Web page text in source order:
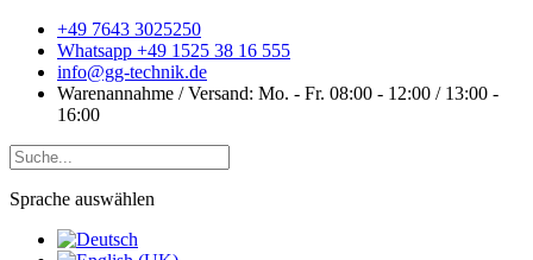
+49 7643 3025250
Whatsapp +49 1525 38 16 555
info@gg-technik.de
Warenannahme / Versand: Mo. - Fr. 08:00 - 12:00 / 13:00 -
16:00
Sprache auswählen